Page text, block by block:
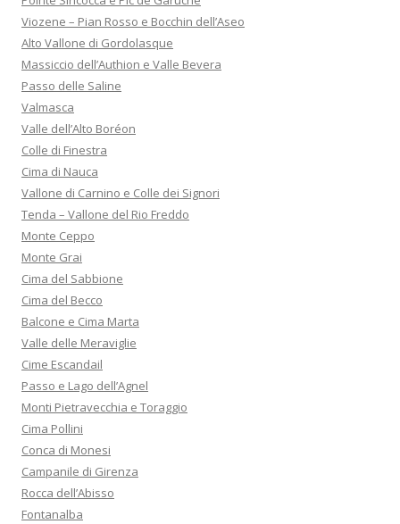
Viozene – Pian Rosso e Bocchin dell’Aseo
Alto Vallone di Gordolasque
Massiccio dell’Authion e Valle Bevera
Passo delle Saline
Valmasca
Valle dell’Alto Boréon
Colle di Finestra
Cima di Nauca
Vallone di Carnino e Colle dei Signori
Tenda – Vallone del Rio Freddo
Monte Ceppo
Monte Grai
Cima del Sabbione
Cima del Becco
Balcone e Cima Marta
Valle delle Meraviglie
Cime Escandail
Passo e Lago dell’Agnel
Monti Pietravecchia e Toraggio
Cima Pollini
Conca di Monesi
Campanile di Girenza
Rocca dell’Abisso
Fontanalba